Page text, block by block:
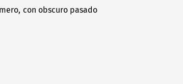
con obscuro pasado